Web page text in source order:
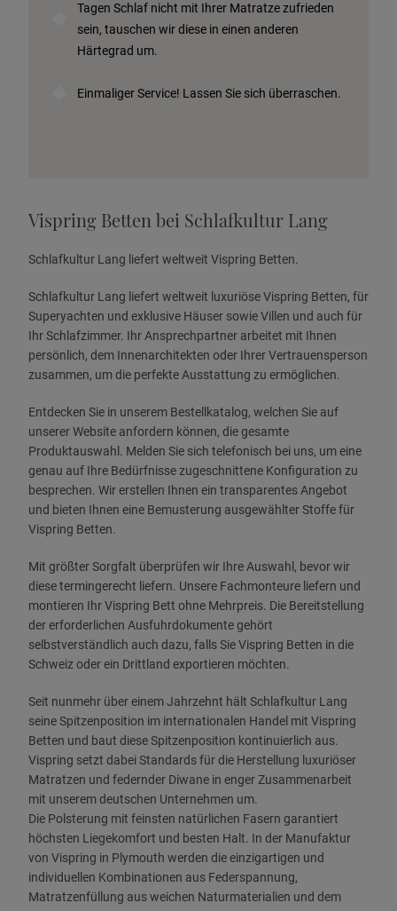
Tagen Schlaf nicht mit Ihrer Matratze zufrieden
sein, tauschen wir diese in einen anderen
Härtegrad um.
Einmaliger Service! Lassen Sie sich überraschen.
Vispring Betten bei Schlafkultur Lang
Schlafkultur Lang liefert weltweit Vispring Betten.
Schlafkultur Lang liefert weltweit luxuriöse Vispring Betten, für
Superyachten und exklusive Häuser sowie Villen und auch für
Ihr Schlafzimmer. Ihr Ansprechpartner arbeitet mit Ihnen
persönlich, dem Innenarchitekten oder Ihrer Vertrauensperson
zusammen, um die perfekte Ausstattung zu ermöglichen.
Entdecken Sie in unserem Bestellkatalog, welchen Sie auf
unserer Website anfordern können, die gesamte
Produktauswahl. Melden Sie sich telefonisch bei uns, um eine
genau auf Ihre Bedürfnisse zugeschnittene Konfiguration zu
besprechen. Wir erstellen Ihnen ein transparentes Angebot
und bieten Ihnen eine Bemusterung ausgewählter Stoffe für
Vispring Betten.
Mit größter Sorgfalt überprüfen wir Ihre Auswahl, bevor wir
diese termingerecht liefern. Unsere Fachmonteure liefern und
montieren Ihr Vispring Bett ohne Mehrpreis. Die Bereitstellung
der erforderlichen Ausfuhrdokumente gehört
selbstverständlich auch dazu, falls Sie Vispring Betten in die
Schweiz oder ein Drittland exportieren möchten.
Seit nunmehr über einem Jahrzehnt hält Schlafkultur Lang
seine Spitzenposition im internationalen Handel mit Vispring
Betten und baut diese Spitzenposition kontinuierlich aus.
Vispring setzt dabei Standards für die Herstellung luxuriöser
Matratzen und federnder Diwane in enger Zusammenarbeit
mit unserem deutschen Unternehmen um.
Die Polsterung mit feinsten natürlichen Fasern garantiert
höchsten Liegekomfort und besten Halt. In der Manufaktur
von Vispring in Plymouth werden die einzigartigen und
individuellen Kombinationen aus Federspannung,
Matratzenfüllung aus weichen Naturmaterialien und dem